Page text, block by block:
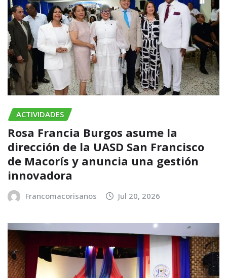
ACTIVIDADES
Rosa Francia Burgos asume la
dirección de la UASD San Francisco
de Macorís y anuncia una gestión
innovadora
Francomacorisanos Jul 20, 2026